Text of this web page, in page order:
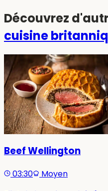
Découvrez
cuisine
Beef Wellington
03:30
Moyen